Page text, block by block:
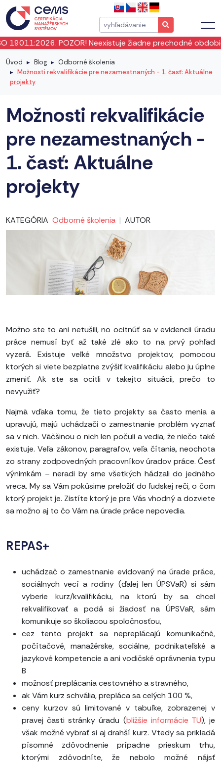
POZOR! Neexistuje žiadne prechodné obdobie! ISO
Úvod Blog
Odborné školenia
Možnosti rekvalifikácie pre nezamestnaných - 1. časť: Aktuálne
projekty
Možnosti rekvalifikácie
pre nezamestnaných -
1. časť: Aktuálne
projekty
KATEGÓRIA Odborné školenia | AUTOR
Možno ste to ani netušili, no ocitnúť sa v evidencii úradu
práce nemusí byť až také zlé ako to na prvý pohľad
vyzerá. Existuje veľké množstvo projektov, pomocou
ktorých si viete bezplatne zvýšiť kvalifikáciu alebo ju úplne
zmeniť. Ak ste sa ocitli v takejto situácii, prečo to
nevyužiť?
Najmä vďaka tomu, že tieto projekty sa často menia a
upravujú, majú uchádzači o zamestnanie problém vyznať
sa v nich. Väčšinou o nich len počuli a vedia, že niečo také
existuje. Veľa zákonov, paragrafov, veľa čítania, neochota
zo strany zodpovedných pracovníkov úradov práce. Česť
výnimkám – neradi by sme všetkých hádzali do jedného
vreca. My sa Vám pokúsime preložiť do ľudskej reči, o čom
ktorý projekt je. Zistíte ktorý je pre Vás vhodný a dozviete
sa možno aj to čo Vám na úrade práce nepovedia.
REPAS+
uchádzač o zamestnanie evidovaný na úrade práce,
sociálnych vecí a rodiny (ďalej len ÚPSVaR) si sám
vyberie kurz/kvalifikáciu, na ktorú by sa chcel
rekvalifikovať a podá si žiadosť na ÚPSVaR, sám
komunikuje so školiacou spoločnosťou,
cez tento projekt sa nepreplácajú komunikačné,
počítačové, manažérske, sociálne, podnikateľské a
jazykové kompetencie a ani vodičské oprávnenia typu
B
možnosť preplácania cestovného a stravného,
ak Vám kurz schvália, prepláca sa celých 100 %,
ceny kurzov sú limitované v tabuľke, zobrazenej v
pravej časti stránky úradu (bližšie informácie TU), je
však možné vybrať si aj drahší kurz. Vtedy sa prikladá
písomné zdôvodnenie prípadne prieskum trhu,
ktorými zdôvodníte, že nebolo možné nájsť